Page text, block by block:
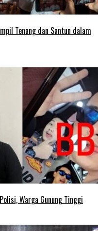
Tenang dan Santun dalam
Warga Gunung Tinggi